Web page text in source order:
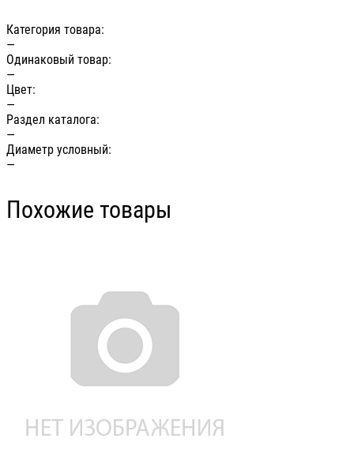
Категория товара:
—
Одинаковый товар:
—
Цвет:
—
Раздел каталога:
—
Диаметр условный:
—
Похожие товары